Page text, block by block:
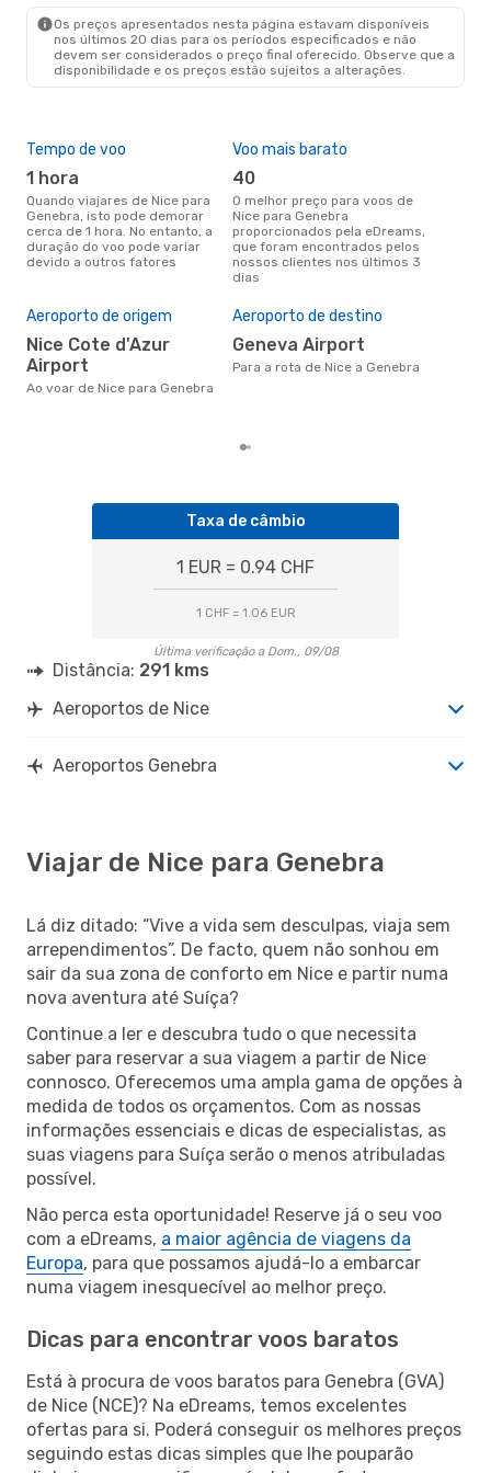
Os preços apresentados nesta página estavam disponíveis
nos últimos 20 dias para os períodos especificados e não
devem ser considerados o preço final oferecido. Observe que a
disponibilidade e os preços estão sujeitos a alterações.
Tempo de voo
1 hora
Quando viajares de Nice para
Genebra, isto pode demorar
cerca de 1 hora. No entanto, a
duração do voo pode variar
devido a outros fatores
Voo mais barato
40
O melhor preço para voos de
Nice para Genebra
proporcionados pela eDreams,
que foram encontrados pelos
nossos clientes nos últimos 3
dias
Aeroporto de origem
Nice Cote d'Azur
Airport
Ao voar de Nice para Genebra
Aeroporto de destino
Geneva Airport
Para a rota de Nice a Genebra
Taxa de câmbio
1 EUR = 0.94 CHF
1 CHF = 1.06 EUR
Última verificação a Dom., 09/08
Distância: 291 kms
Aeroportos de Nice
Aeroportos Genebra
Viajar de Nice para Genebra
Lá diz ditado: “Vive a vida sem desculpas, viaja sem
arrependimentos”. De facto, quem não sonhou em
sair da sua zona de conforto em Nice e partir numa
nova aventura até Suíça?
Continue a ler e descubra tudo o que necessita
saber para reservar a sua viagem a partir de Nice
connosco. Oferecemos uma ampla gama de opções à
medida de todos os orçamentos. Com as nossas
informações essenciais e dicas de especialistas, as
suas viagens para Suíça serão o menos atribuladas
possível.
Não perca esta oportunidade! Reserve já o seu voo
com a eDreams, a maior agência de viagens da
Europa, para que possamos ajudá-lo a embarcar
numa viagem inesquecível ao melhor preço.
Dicas para encontrar voos baratos
Está à procura de voos baratos para Genebra (GVA)
de Nice (NCE)? Na eDreams, temos excelentes
ofertas para si. Poderá conseguir os melhores preços
seguindo estas dicas simples que lhe pouparão